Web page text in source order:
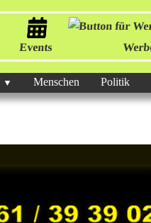
Events
Menschen Politik